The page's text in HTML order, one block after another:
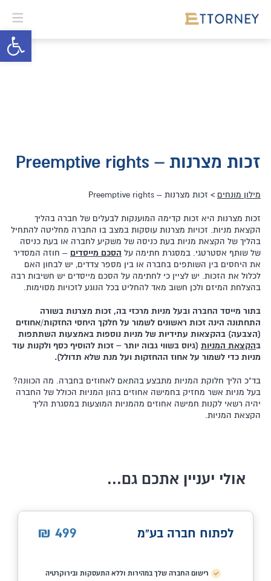
פתח
זכות מצרנות – Preemptive rights
מילון מונחים > זכות מצרנות – Preemptive rights
זכות מצרנות היא זכות קדימה המוענקות לבעלים של חברה בהליך
הקצאת מניות. זכויות מצרנות עוסקות במצב בו החברה מחליטה להתחיל
בהליך של הקצאת מניות בעת כניסה של משקיע לחברה או בעת כניסה
של שותף אסטרטגי. במסגרת חתימה על הסכם מייסדים – חוזה המסדיר
את היחסים בין השותפים בחברה או בין מספר צדדים, יש לבחון האם
לכלול את הזכות. יש לציין כי לחתימה על הסכם מייסדים יש חשיבות רבה
בהצלחת המיזם ולכן חשוב מאד להחליט בכל הנוגע לזכויות מסוימות.
בתור מייסד החברה ובעל מניות מרכזי בה, זכות מצרנות בשורה
התחתונה הינה זכות ראשונים לשמור על חלקך היחסי החזקות/אחוזים
(הצבעה) בהקצאות עתידיות של מניות נוספות באמצעות השתתפות
בהקצאת המניות (גיוס בשווי גבוה יותר – זכות להוסיף כסף ולקנות עוד
מניות כדי לשמור על אחוז ההחזקות ועל מנת שלא תדולל).
בד"כ הליך חלוקת המניות מתבצע בהתאם לאחוזים בחברה. מה הכוונה?
בעל מניות אשר מחזיק בחמישה אחוזים בהון המניות הכולל של החברה
יהיה רשאי לקנות חמישה אחוזים מהמניות המוצעות במסגרת הליך
הקצאת המניות.
אולי יעניין אתכם גם...
499
₪ לפתוח חברה בע"מ
רישום החברה שלך במהירות וללא התעסקות ובירוקרטיה